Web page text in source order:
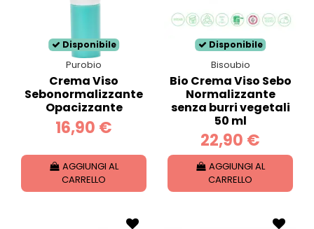
Disponibile
Purobio
Crema Viso
Sebonormalizzante
Opacizzante
16,90 €
AGGIUNGI AL
CARRELLO
Disponibile
Bisoubio
Bio Crema Viso Sebo
Normalizzante
senza burri vegetali
50 ml
22,90 €
AGGIUNGI AL
CARRELLO